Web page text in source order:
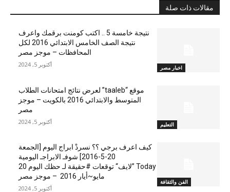
مقالات ذات صلة
اخبار مصر
نتيجة خامسة 5 .. اكتب كومنت برقمك واعرف
نتيجة الصف الخامس الابتدائي 2016 لكل
المحافظات – موجز مصر
أكتوبر 5, 2024
التعليم
موقع “taaleb” لعرض نتائج امتحانات الطلاب
المتوسط والابتدائي 2016 بالكويت – موجز
مصر
أكتوبر 5, 2024
الفن والثقافة
كيف اعرف برجي ؟؟ نسردْ ابراج اليوم [الجمعة
20-5-2016] شوفـ الابراجـ اليومية
Today ”لايف“ توقعات #حقيقة لـ حظك اليوم 20
مايو~أيار 2016 – موجز مصر
أكتوبر 5, 2024